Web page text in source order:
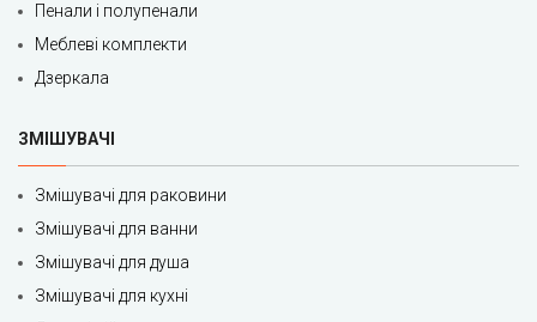
Пенали і полупенали
Меблеві комплекти
Дзеркала
ЗМІШУВАЧІ
Змішувачі для раковини
Змішувачі для ванни
Змішувачі для душа
Змішувачі для кухні